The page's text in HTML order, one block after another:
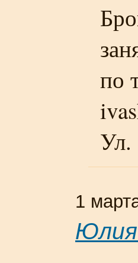
по
Ул.
1
Юлия